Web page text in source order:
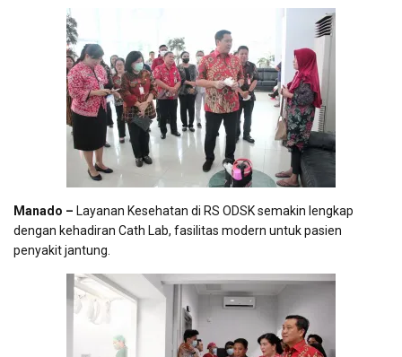
Manado – Layanan Kesehatan di RS ODSK semakin lengkap
dengan kehadiran Cath Lab, fasilitas modern untuk pasien
penyakit jantung.